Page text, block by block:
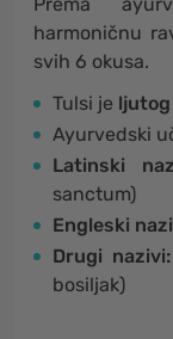
harmoničnu
svih 6 okusa.
Tulsi je
Ayurvedski
Latinski
sanctum)
Engleski
Drugi nazivi:
bosiljak)